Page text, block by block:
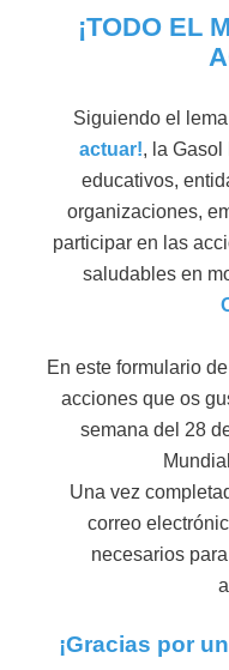
¡TODO EL
Siguiendo el lema
actuar!, la
educativos,
organizaciones,
participar en las
saludables en
En este formulario
acciones que os
semana del 28
Una vez
correo
necesarios
¡Gracias por